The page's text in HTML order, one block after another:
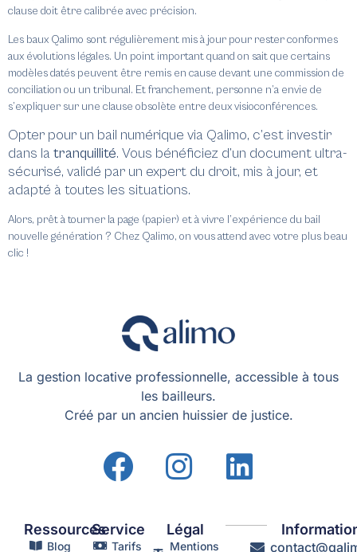
clause doit être calibrée avec précision.
Les baux Qalimo sont régulièrement mis à jour pour rester conformes
aux évolutions légales. Un point important quand on sait que certains
modèles datés peuvent être remis en cause devant une commission de
conciliation ou un tribunal. Et franchement, personne n’a envie de
s’expliquer sur une clause obsolète entre deux visioconférences.
Opter pour un bail numérique via Qalimo, c’est investir
dans la tranquillité. Vous bénéficiez d’un document ultra-
sécurisé, validé par un expert du droit, mis à jour, et
adapté à toutes les situations.
Alors, prêt à tourner la page (papier) et à vivre l’expérience du bail
nouvelle génération ? Chez Qalimo, on vous attend avec votre plus beau
clic !
La gestion locative professionnelle, accessible à tous
les bailleurs.
Créé par un ancien huissier de justice.
Ressources
Blog
Service
Tarifs
Légal
Mentions